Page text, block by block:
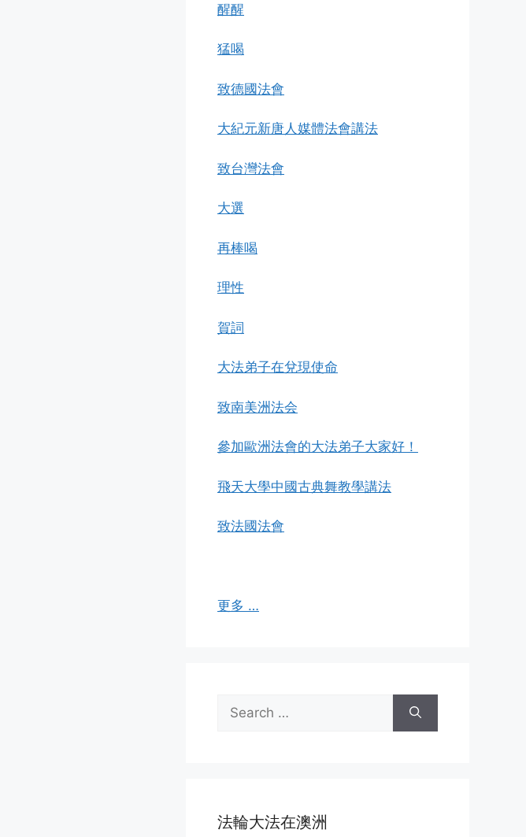
醒醒
猛喝
致德國法會
大紀元新唐人媒體法會講法
致台灣法會
大選
再棒喝
理性
賀詞
大法弟子在兌現使命
致南美洲法会
參加歐洲法會的大法弟子大家好！
飛天大學中國古典舞教學講法
致法國法會
更多 …
Search
for:
法輪大法在澳洲